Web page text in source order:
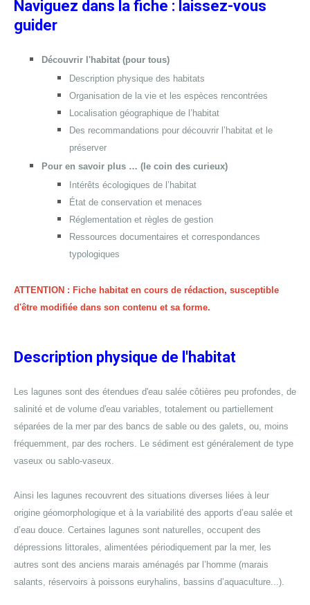
Naviguez dans la fiche : laissez-vous
guider
Découvrir l'habitat (pour tous)
Description physique des habitats
Organisation de la vie et les espèces rencontrées
Localisation géographique de l’habitat
Des recommandations pour découvrir l’habitat et le
préserver
Pour en savoir plus … (le coin des curieux)
Intérêts écologiques de l’habitat
État de conservation et menaces
Réglementation et règles de gestion
Ressources documentaires et correspondances
typologiques
ATTENTION : Fiche habitat en cours de rédaction, susceptible
d'être modifiée dans son contenu et sa forme.
Description physique de l'habitat
Les lagunes sont des étendues d'eau salée côtières peu profondes, de
salinité et de volume d'eau variables, totalement ou partiellement
séparées de la mer par des bancs de sable ou des galets, ou, moins
fréquemment, par des rochers. Le sédiment est généralement de type
vaseux ou sablo-vaseux.
Ainsi les lagunes recouvrent des situations diverses liées à leur
origine géomorphologique et à la variabilité des apports d’eau salée et
d’eau douce. Certaines lagunes sont naturelles, occupent des
dépressions littorales, alimentées périodiquement par la mer, les
autres sont des anciens marais aménagés par l’homme (marais
salants, réservoirs à poissons euryhalins, bassins d’aquaculture...).